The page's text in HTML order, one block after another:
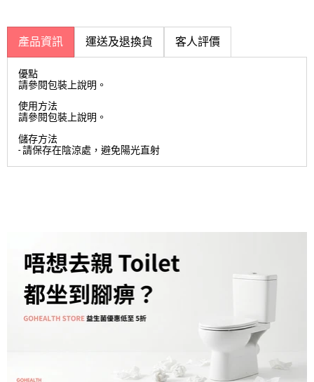
產品資訊 運送及退換貨 客人評價
優點
請參閱包裝上說明。
使用方法
請參閱包裝上說明。
儲存方法
- 請保存在陰涼處，避免陽光直射